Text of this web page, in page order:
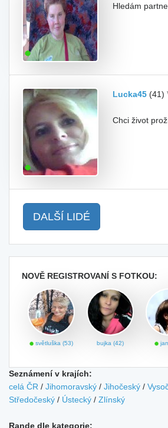
Hledám
Lucka45 (41)
Chci život
DALŠÍ LIDÉ
NOVĚ REGISTROVANÍ S FOTKOU:
světluška (53) bujka (42)
Seznámení v krajích:
celá ČR / Jihomoravský / Jihočeský /
Středočeský / Ústecký / Zlínský
Rande dle kategorie: